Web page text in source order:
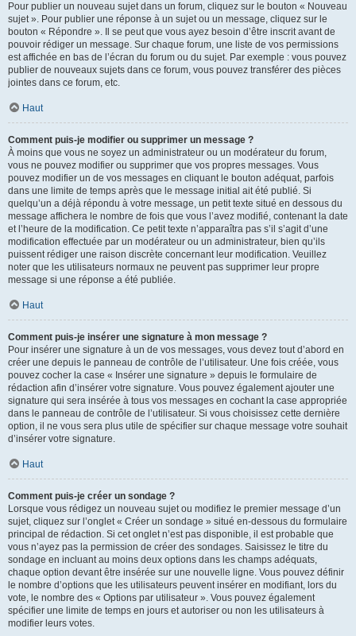
Pour publier un nouveau sujet dans un forum, cliquez sur le bouton « Nouveau
sujet ». Pour publier une réponse à un sujet ou un message, cliquez sur le
bouton « Répondre ». Il se peut que vous ayez besoin d’être inscrit avant de
pouvoir rédiger un message. Sur chaque forum, une liste de vos permissions
est affichée en bas de l’écran du forum ou du sujet. Par exemple : vous pouvez
publier de nouveaux sujets dans ce forum, vous pouvez transférer des pièces
jointes dans ce forum, etc.
Haut
Comment puis-je modifier ou supprimer un message ?
À moins que vous ne soyez un administrateur ou un modérateur du forum,
vous ne pouvez modifier ou supprimer que vos propres messages. Vous
pouvez modifier un de vos messages en cliquant le bouton adéquat, parfois
dans une limite de temps après que le message initial ait été publié. Si
quelqu’un a déjà répondu à votre message, un petit texte situé en dessous du
message affichera le nombre de fois que vous l’avez modifié, contenant la date
et l’heure de la modification. Ce petit texte n’apparaîtra pas s’il s’agit d’une
modification effectuée par un modérateur ou un administrateur, bien qu’ils
puissent rédiger une raison discrète concernant leur modification. Veuillez
noter que les utilisateurs normaux ne peuvent pas supprimer leur propre
message si une réponse a été publiée.
Haut
Comment puis-je insérer une signature à mon message ?
Pour insérer une signature à un de vos messages, vous devez tout d’abord en
créer une depuis le panneau de contrôle de l’utilisateur. Une fois créée, vous
pouvez cocher la case « Insérer une signature » depuis le formulaire de
rédaction afin d’insérer votre signature. Vous pouvez également ajouter une
signature qui sera insérée à tous vos messages en cochant la case appropriée
dans le panneau de contrôle de l’utilisateur. Si vous choisissez cette dernière
option, il ne vous sera plus utile de spécifier sur chaque message votre souhait
d’insérer votre signature.
Haut
Comment puis-je créer un sondage ?
Lorsque vous rédigez un nouveau sujet ou modifiez le premier message d’un
sujet, cliquez sur l’onglet « Créer un sondage » situé en-dessous du formulaire
principal de rédaction. Si cet onglet n’est pas disponible, il est probable que
vous n’ayez pas la permission de créer des sondages. Saisissez le titre du
sondage en incluant au moins deux options dans les champs adéquats,
chaque option devant être insérée sur une nouvelle ligne. Vous pouvez définir
le nombre d’options que les utilisateurs peuvent insérer en modifiant, lors du
vote, le nombre des « Options par utilisateur ». Vous pouvez également
spécifier une limite de temps en jours et autoriser ou non les utilisateurs à
modifier leurs votes.